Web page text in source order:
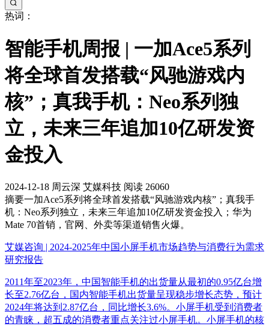
热词：
智能手机周报 | 一加Ace5系列
将全球首发搭载“风驰游戏内
核”；真我手机：Neo系列独
立，未来三年追加10亿研发资
金投入
2024-12-18 周云深 艾媒科技 阅读 26060
摘要一加Ace5系列将全球首发搭载“风驰游戏内核”；真我手
机：Neo系列独立，未来三年追加10亿研发资金投入；华为
Mate 70首销，官网、外卖等渠道销售火爆。
艾媒咨询 | 2024-2025年中国小屏手机市场趋势与消费行为需求
研究报告
2011年至2023年，中国智能手机的出货量从最初的0.95亿台增
长至2.76亿台，国内智能手机出货量呈现稳步增长态势，预计
2024年将达到2.87亿台，同比增长3.6%。小屏手机受到消费者
的青睐，超五成的消费者重点关注过小屏手机。小屏手机的核